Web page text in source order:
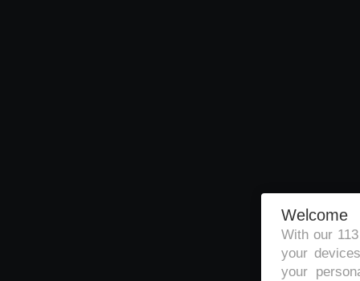
Welcome
With our
your
your